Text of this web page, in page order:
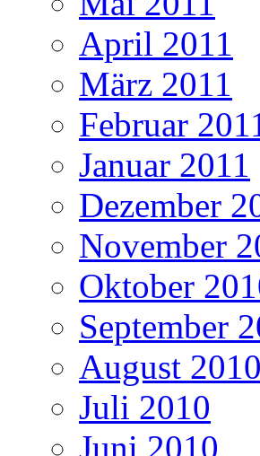
April 2011
März 2011
Februar 2011
Januar 2011
Dezember
November
Oktober
September
August 2010
Juli 2010
Juni 2010